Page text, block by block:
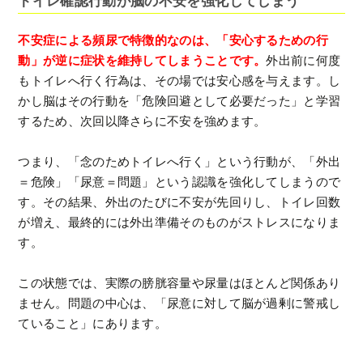
不安症による頻尿で特徴的なのは、「安心するための行
動」が逆に症状を維持してしまうことです。外出前に何度
もトイレへ行く行為は、その場では安心感を与えます。し
かし脳はその行動を「危険回避として必要だった」と学習
するため、次回以降さらに不安を強めます。
つまり、「念のためトイレへ行く」という行動が、「外出
＝危険」「尿意＝問題」という認識を強化してしまうので
す。その結果、外出のたびに不安が先回りし、トイレ回数
が増え、最終的には外出準備そのものがストレスになりま
す。
この状態では、実際の膀胱容量や尿量はほとんど関係あり
ません。問題の中心は、「尿意に対して脳が過剰に警戒し
ていること」にあります。